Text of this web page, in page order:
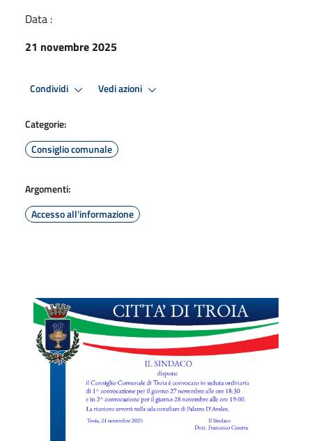
Data :
21 novembre 2025
Condividi Vedi azioni
Categorie:
Consiglio comunale
Argomenti:
Accesso all'informazione